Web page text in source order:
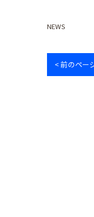
NEWS
< 前のペー